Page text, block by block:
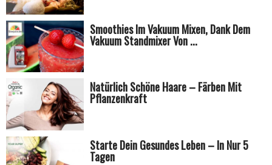
Smoothies Im Vakuum Mixen, Dank Dem
Vakuum Standmixer Von ...
Natürlich Schöne Haare – Färben Mit
Pflanzenkraft
Starte Dein Gesundes Leben – In Nur 5
Tagen